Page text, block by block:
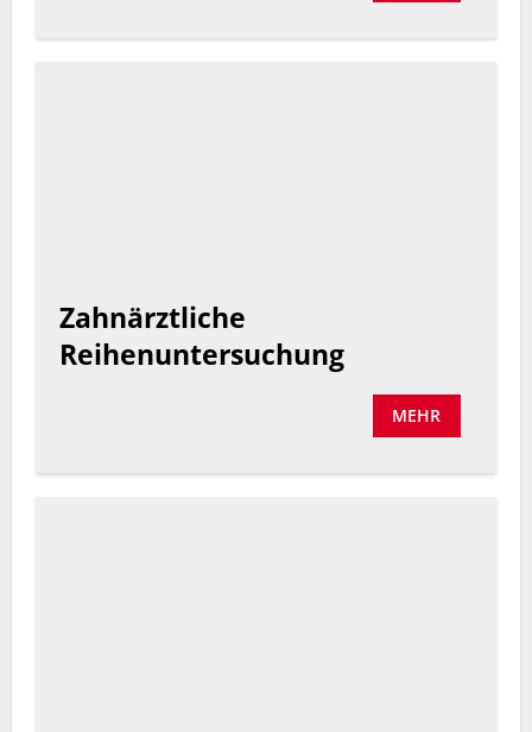
Zahnärztliche
Reihenuntersuchung
MEHR